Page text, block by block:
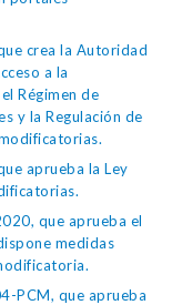
crea la Autoridad
a la
Régimen de
y la Regulación de
aprueba la Ley
que aprueba el
medidas
PCM, que aprueba